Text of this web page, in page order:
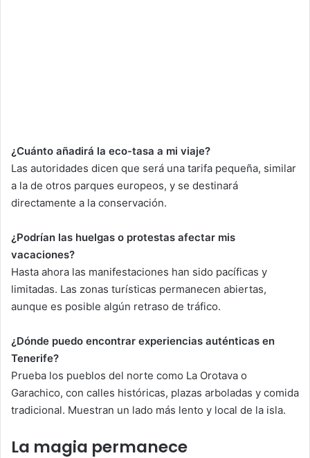
¿Cuánto añadirá la eco-tasa a mi viaje?
Las autoridades dicen que será una tarifa pequeña, similar
a la de otros parques europeos, y se destinará
directamente a la conservación.
¿Podrían las huelgas o protestas afectar mis
vacaciones?
Hasta ahora las manifestaciones han sido pacíficas y
limitadas. Las zonas turísticas permanecen abiertas,
aunque es posible algún retraso de tráfico.
¿Dónde puedo encontrar experiencias auténticas en
Tenerife?
Prueba los pueblos del norte como La Orotava o
Garachico, con calles históricas, plazas arboladas y comida
tradicional. Muestran un lado más lento y local de la isla.
La magia permanece